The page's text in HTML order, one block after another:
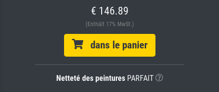
€ 146.89
(Enthält 17% MwSt.)
dans le panier
Netteté des peinturesPARFAIT